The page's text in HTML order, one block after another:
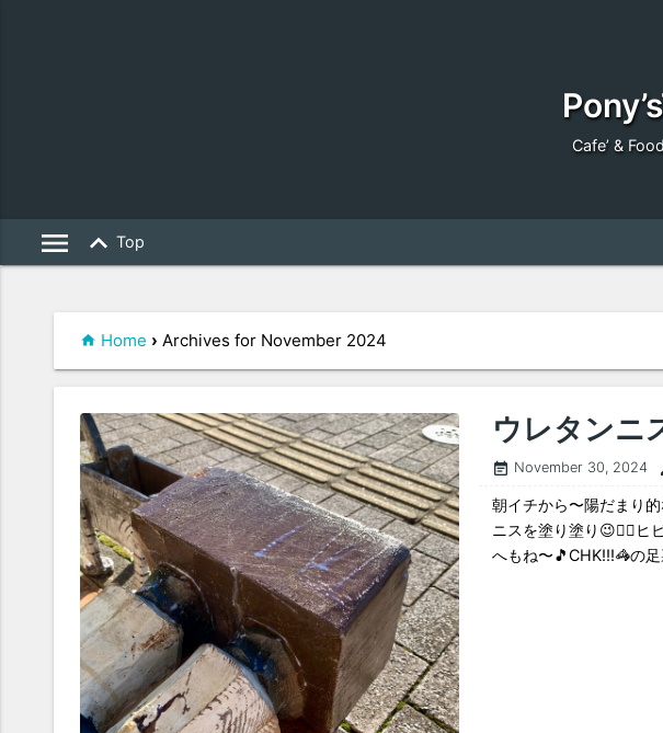
Cafe’ &
menu keyboard_arrow_up Top
Home › Archives for November 2024
ウレタンニ
event_note November 30, 2024
朝イチから〜陽だまり
ニスを塗り塗り😉👍🏻
へもね〜🎵CHK!!!🦓の